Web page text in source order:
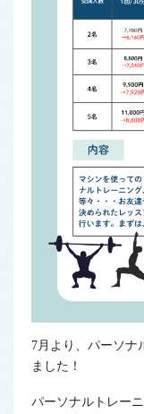
7月より、パーソナ
ました！
パーソナルトレー